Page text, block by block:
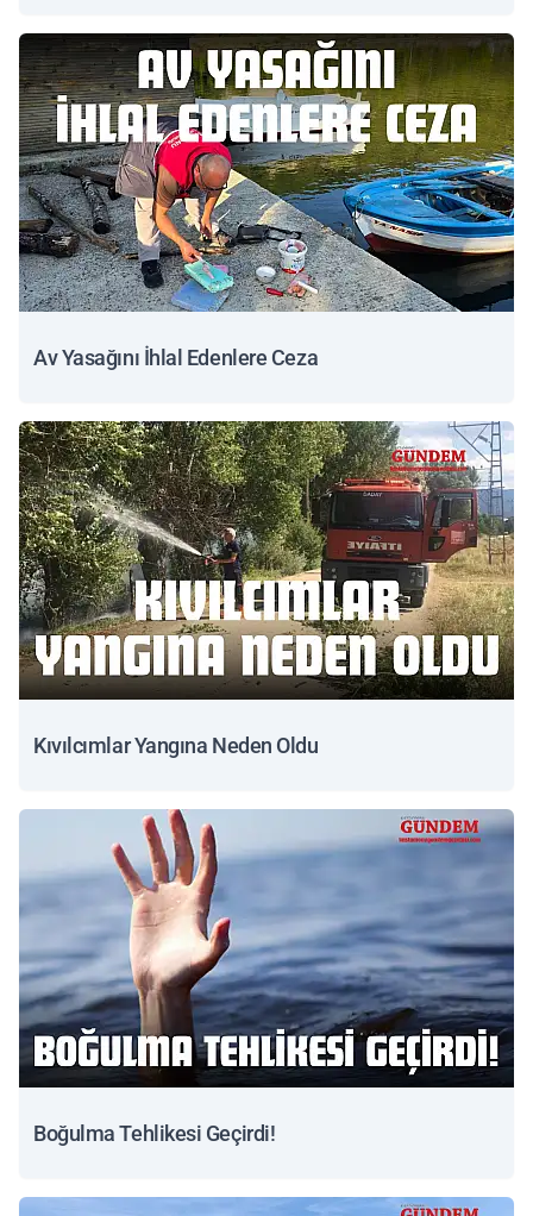
Av Yasağını İhlal Edenlere Ceza
Kıvılcımlar Yangına Neden Oldu
Boğulma Tehlikesi Geçirdi!